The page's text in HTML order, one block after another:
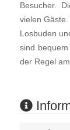
Besucher.
vielen
Losbuden
sind
der Regel